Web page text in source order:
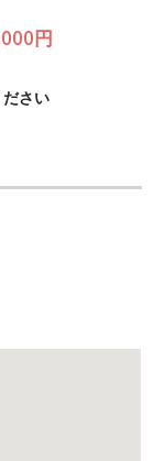
円
さい